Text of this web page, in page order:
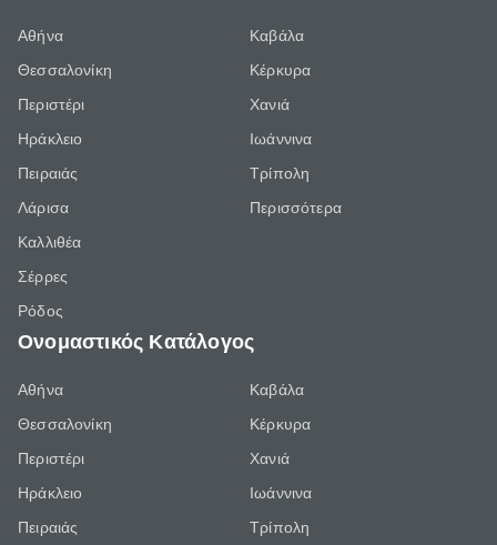
Αθήνα
Θεσσαλονίκη
Περιστέρι
Ηράκλειο
Πειραιάς
Λάρισα
Καλλιθέα
Σέρρες
Ρόδος
Καβάλα
Κέρκυρα
Χανιά
Ιωάννινα
Τρίπολη
Περισσότερα
Ονομαστικός Κατάλογος
Αθήνα
Θεσσαλονίκη
Περιστέρι
Ηράκλειο
Πειραιάς
Καβάλα
Κέρκυρα
Χανιά
Ιωάννινα
Τρίπολη